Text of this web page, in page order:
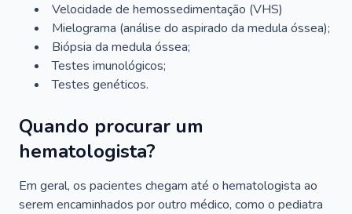
Velocidade de hemossedimentação (VHS)
Mielograma (análise do aspirado da medula óssea);
Biópsia da medula óssea;
Testes imunológicos;
Testes genéticos.
Quando procurar um
hematologista?
Em geral, os pacientes chegam até o hematologista ao
serem encaminhados por outro médico, como o pediatra